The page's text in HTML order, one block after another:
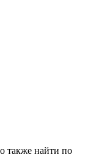
также найти по